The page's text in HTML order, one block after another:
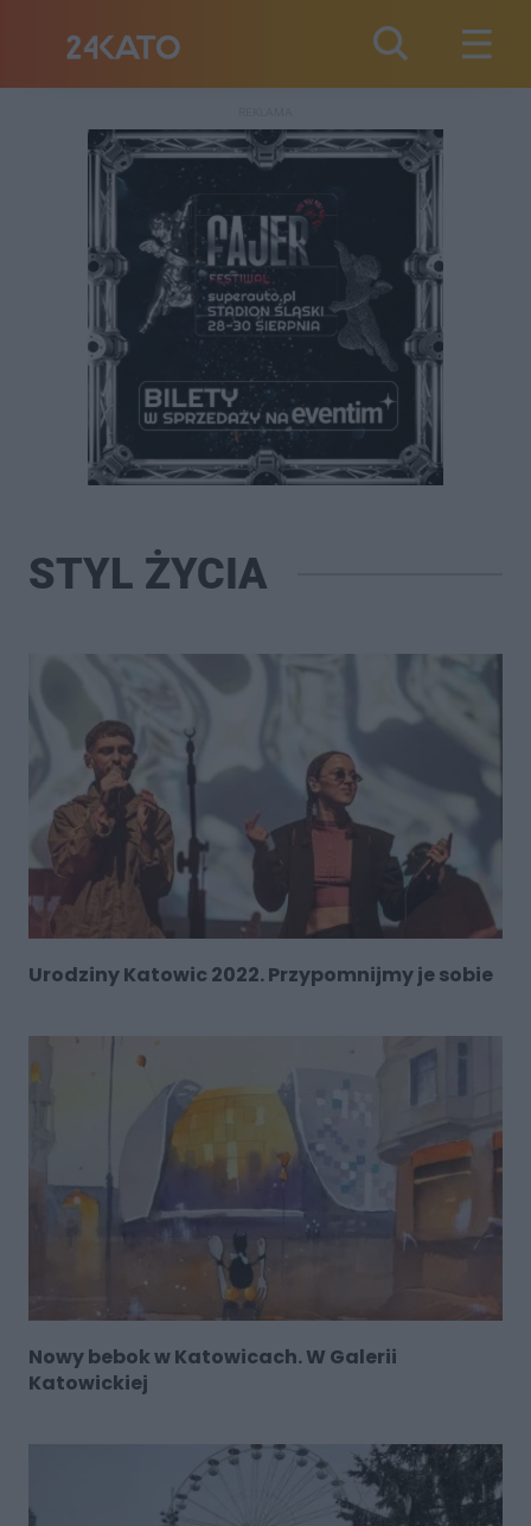
STYL ŻYCIA
Urodziny Katowic 2022. Przypomnijmy je sobie
Nowy bebok w Katowicach. W Galerii
Katowickiej